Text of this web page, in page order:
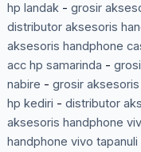
hp landak- grosir
distributor aksesoris
aksesoris handphone
acc hp samarinda -
nabire - grosir
hp kediri - distributor
aksesoris handphone
handphone vivo tapanuli